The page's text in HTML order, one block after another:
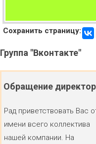
Сохранить страницу:
Группа "Вконтакте"
Обращение
Рад приветствовать Вас
имени всего коллектива
нашей компании. На